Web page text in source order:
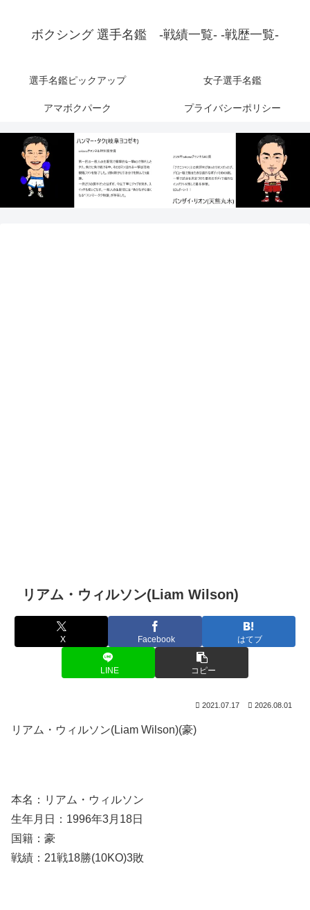
ボクシング 選手名鑑 -戦績一覧- -戦歴一覧-
選手名鑑ピックアップ 女子選手名鑑
アマボクパーク プライバシーポリシー
リアム・ウィルソン(Liam Wilson)
X Facebook はてブ
LINE コピー
2021.07.17 2026.08.01
リアム・ウィルソン(Liam Wilson)(豪)
本名：リアム・ウィルソン
生年月日：1996年3月18日
国籍：豪
戦績：21戦18勝(10KO)3敗